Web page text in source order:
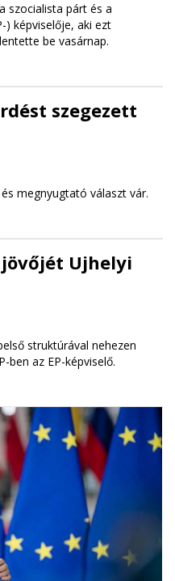
szocialista párt és a
) képviselője, aki ezt
be vasárnap.
szegezett
megnyugtató választ vár.
Ujhelyi
struktúrával nehezen
ben az EP-képviselő.